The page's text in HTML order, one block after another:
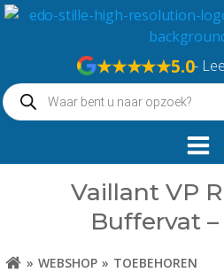
Naar
★★★★★5.0-
Producten
zoeken
Vaillant VP
Buffervat
WEBSHOP
TOEBEHOREN